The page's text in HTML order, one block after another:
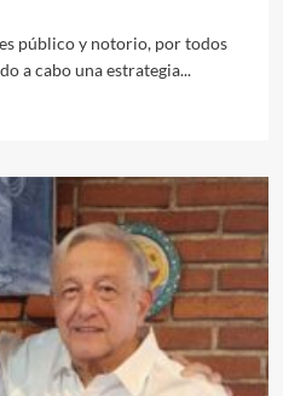
público y notorio, por todos
a cabo una estrategia...